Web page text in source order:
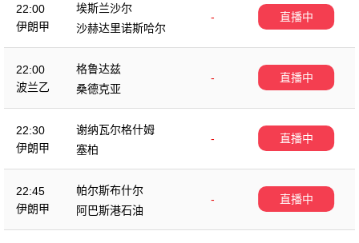
22:00
伊朗甲
埃斯兰沙尔
-
沙赫达里诺斯哈尔
直播中
22:00
波兰乙
格鲁达兹
-
桑德克亚
直播中
22:30
伊朗甲
谢纳瓦尔格什姆
-
塞柏
直播中
22:45
伊朗甲
帕尔斯布什尔
-
阿巴斯港石油
直播中